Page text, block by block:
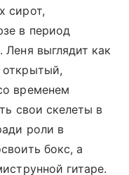
сирот,
в период
выглядит как
открытый,
временем
свои скелеты в
роли в
бокс, а
гитаре.